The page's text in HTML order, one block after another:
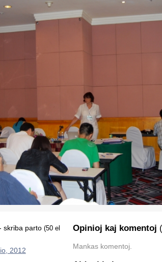
skriba parto (50 el
2012
Opinioj kaj komentoj
Mankas komentoj.